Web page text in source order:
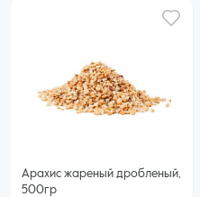
Арахис жареный дробленый,
500гр